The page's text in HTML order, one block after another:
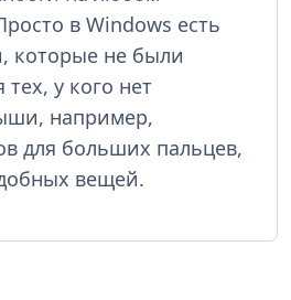
в Windows есть
которые не были
у кого нет
например,
для больших пальцев,
вещей.